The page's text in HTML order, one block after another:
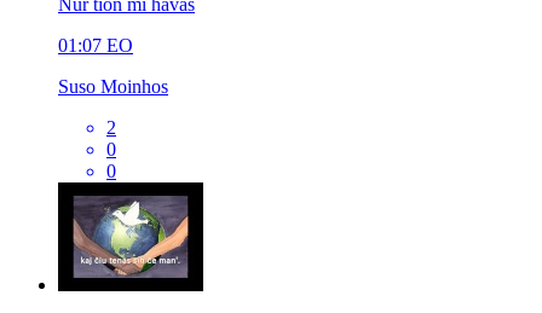
01:07 EO
Suso Moinhos
2
0
0